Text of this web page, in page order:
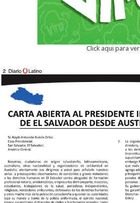
Click aqui para ver